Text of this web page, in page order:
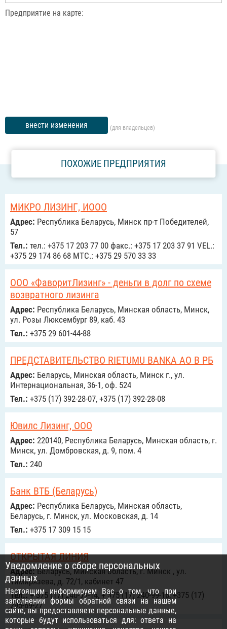
Предприятие на карте:
внести изменения (для владельцев)
ПОХОЖИЕ ПРЕДПРИЯТИЯ
МИКРО ЛИЗИНГ, ИООО
Адрес: Республика Беларусь, Минск пр-т Победителей,
57
Тел.: тел.: +375 17 203 77 00 факс.: +375 17 203 37 91 VEL.:
+375 29 174 86 68 МТС.: +375 29 570 33 33
ООО «ФаворитЛизинг» - деньги в долг по схеме
возвратного лизинга
Адрес: Республика Беларусь, Минская область, Минск,
ул. Розы Люксембург 89, каб. 43
Тел.: +375 29 601-44-88
ПРЕДСТАВИТЕЛЬСТВО RIETUMU BANKA АО В РБ
Адрес: Беларусь, Минская область, Минск г., ул.
Интернациональная, 36-1, оф. 524
Тел.: +375 (17) 392-28-07, +375 (17) 392-28-08
Ювилс Лизинг, ООО
Адрес: 220140, Республика Беларусь, Минская область, г.
Минск, ул. Домбровская, д. 9, пом. 4
Тел.: 240
Банк ВТБ (Беларусь)
Адрес: Республика Беларусь, Минская область,
Беларусь, г. Минск, ул. Московская, д. 14
Тел.: +375 17 309 15 15
ОТКРЫТАЯ ЛИНИЯ
Адрес:Беларусь, Минская область, г. Минск , ул.
Тимирязева, д. 72/1, кабинет 47
Тел.:+ 375 (17) 240-99-14, + 375 (17) 240-99-16, +375 (17)
295-69-27
Уведомление о сборе персональных
данных
Настоящим информируем Вас о том, что при
заполнении формы обратной связи на нашем
сайте, вы предоставляете персональные данные,
которые будут использоваться для: ответа на